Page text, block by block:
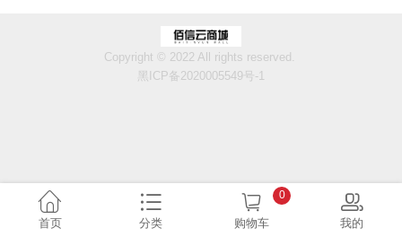
Copyright © 2022 All rights reserved.
黑ICP备2020005549号-1
首页 分类 购物车
0
我的